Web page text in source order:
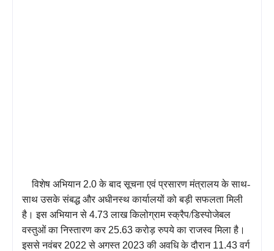
विशेष अभियान 2.0के बाद सूचना एवं प्रसारण मंत्रालय के साथ-
साथ उसके संबद्ध और अधीनस्थ कार्यालयों को बड़ी सफलता मिली
है। इस अभियान से 4.73लाख किलोग्राम स्क्रैप/डिस्पोजेबल
वस्तुओं का निस्तारण कर 25.63करोड़ रुपये का राजस्व मिला है।
इससे नवंबर 2022से अगस्त 2023की अवधि के दौरान 11.43वर्ग